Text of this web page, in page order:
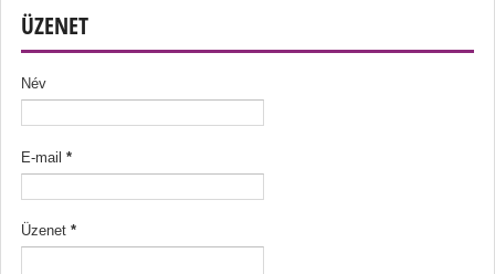
ÜZENET
Név
E-mail *
Üzenet *